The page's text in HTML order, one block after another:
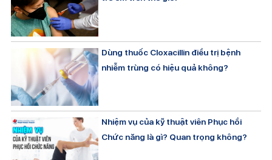
Dùng thuốc Cloxacillin điều trị bệnh
nhiễm trùng có hiệu quả không?
Nhiệm vụ của kỹ thuật viên Phục hồi
Chức năng là gì? Quan trọng không?